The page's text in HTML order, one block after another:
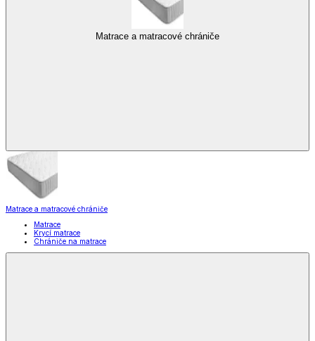
Matrace a matracové chrániče
Matrace a matracové chrániče
Matrace
Krycí matrace
Chrániče na matrace